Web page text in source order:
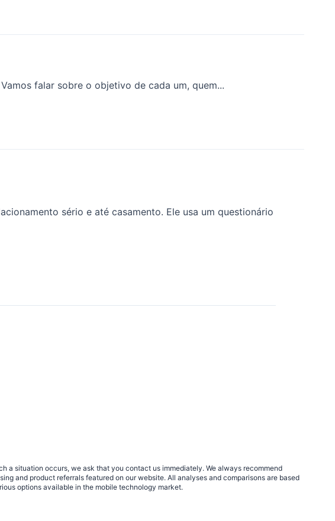
falar sobre o objetivo de cada um, quem...
sério e até casamento. Ele usa um questionário
a situation occurs, we ask that you contact us immediately. We always recommend
and product referrals featured on our website. All analyses and comparisons are based
options available in the mobile technology market.